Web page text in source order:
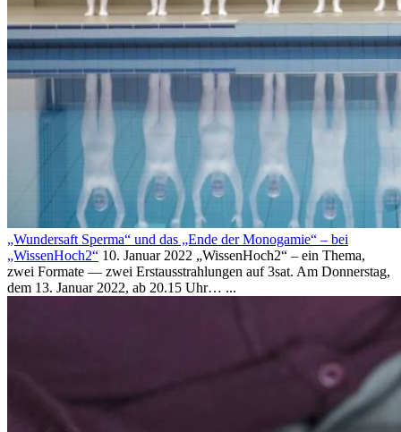
„Wundersaft Sperma“ und das „Ende der Monogamie“ – bei
„WissenHoch2“ 10. Januar 2022 „WissenHoch2“ – ein Thema,
zwei Formate — zwei Erstausstrahlungen auf 3sat. Am Donnerstag,
dem 13. Januar 2022, ab 20.15 Uhr… ...